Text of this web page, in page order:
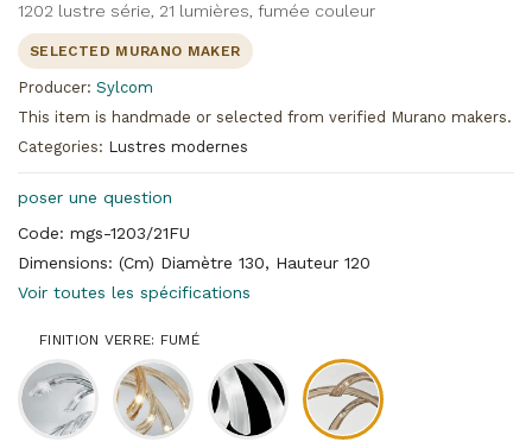
1202 lustre série, 21 lumières, fumée couleur
SELECTED MURANO MAKER
Producer: Sylcom
This item is handmade or selected from verified Murano makers.
Categories: Lustres modernes
poser une question
Code: mgs-1203/21FU
Dimensions: (Cm) Diamètre 130, Hauteur 120
Voir toutes les spécifications
FINITION VERRE: FUMÉ